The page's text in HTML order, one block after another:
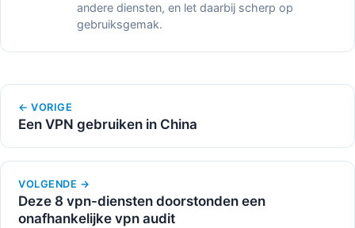
andere diensten, en let daarbij scherp op
gebruiksgemak.
← VORIGE
Een VPN gebruiken in China
VOLGENDE →
Deze 8 vpn-diensten doorstonden een
onafhankelijke vpn audit